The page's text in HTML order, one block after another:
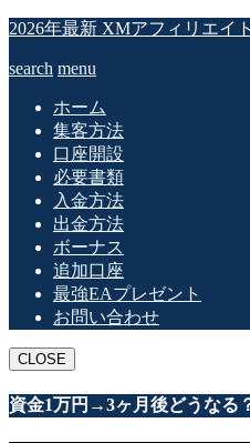
2026年最新 XMアフィリエイ
search menu
ホーム
集客方法
口座開設
必要書類
入金方法
出金方法
ボーナス
追加口座
最強EAプレゼント
お問い合わせ
CLOSE
資金1万円→3ヶ月後どうなる